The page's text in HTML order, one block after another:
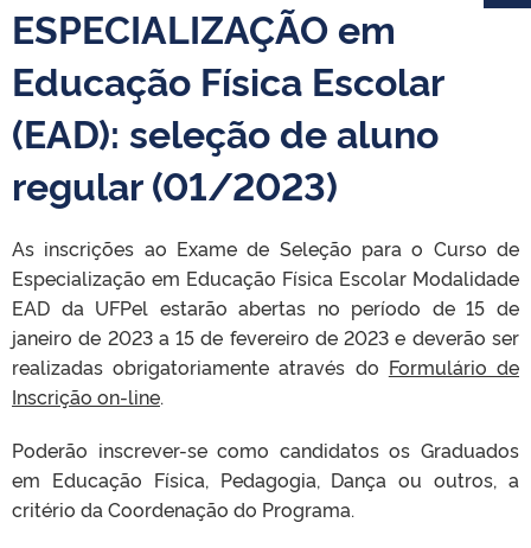
ESPECIALIZAÇÃO em
Educação Física Escolar
(EAD): seleção de aluno
regular (01/2023)
As inscrições ao Exame de Seleção para o Curso de
Especialização em Educação Física Escolar Modalidade
EAD da UFPel estarão abertas no período de 15 de
janeiro de 2023 a 15 de fevereiro de 2023 e deverão ser
realizadas obrigatoriamente através do Formulário de
Inscrição on-line.
Poderão inscrever-se como candidatos os Graduados
em Educação Física, Pedagogia, Dança ou outros, a
critério da Coordenação do Programa.